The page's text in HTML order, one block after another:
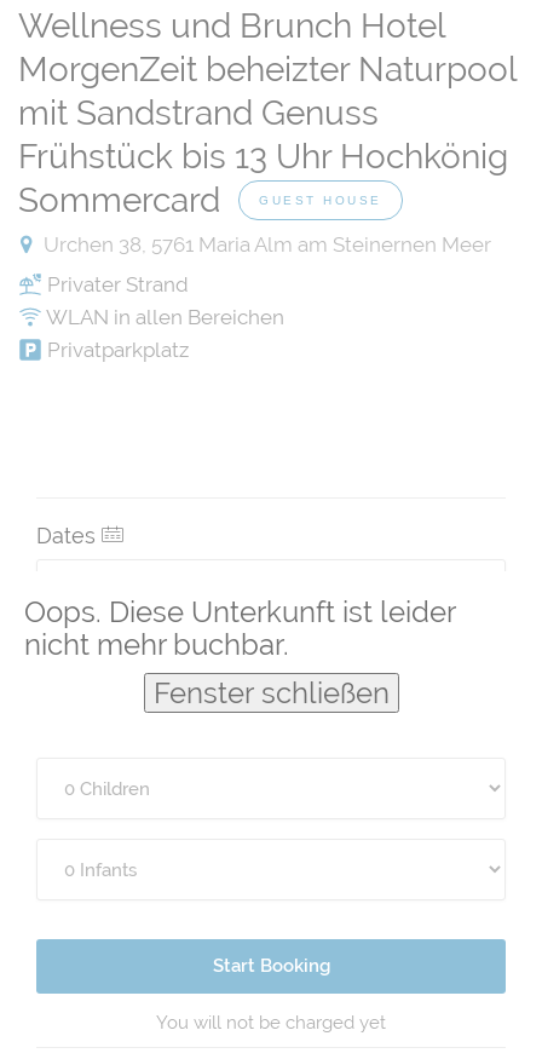
Oops. Diese Unterkunft ist leider
nicht mehr buchbar.
Fenster schließen
Wellness und Brunch Hotel
MorgenZeit beheizter Naturpool
mit Sandstrand Genuss
Frühstück bis 13 Uhr Hochkönig
Sommercard
GUEST HOUSE
Urchen 38, 5761 Maria Alm am Steinernen Meer
Privater Strand
WLAN in allen Bereichen
Privatparkplatz
Dates
Guests
Start Booking
You will not be charged yet